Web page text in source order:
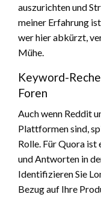
auszurichten und
meiner Erfahrung
wer hier abkürzt,
Mühe.
Keyword-
Foren
Auch wenn Reddit
Plattformen sind,
Rolle. Für Quora ist
und Antworten in
Identifizieren Sie
Bezug auf Ihre